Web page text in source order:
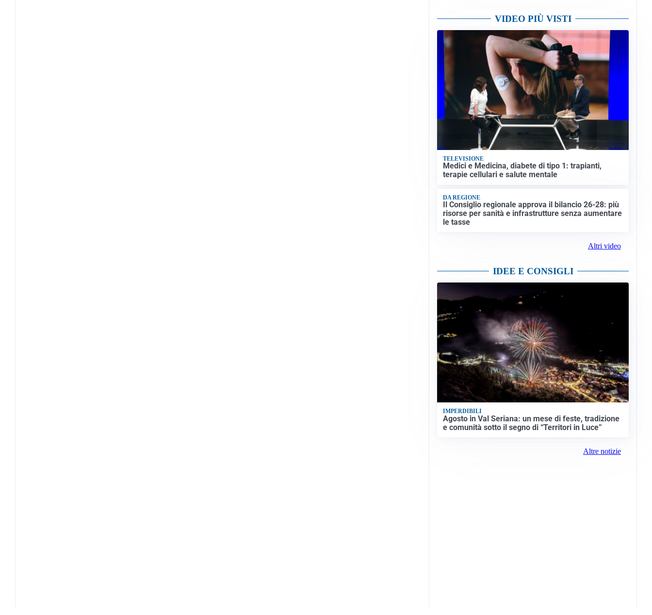
VIDEO PIÙ VISTI
TELEVISIONE
Medici e Medicina, diabete di tipo 1: trapianti,
terapie cellulari e salute mentale
DA REGIONE
Il Consiglio regionale approva il bilancio 26-28: più
risorse per sanità e infrastrutture senza aumentare
le tasse
Altri video
IDEE E CONSIGLI
IMPERDIBILI
Agosto in Val Seriana: un mese di feste, tradizione
e comunità sotto il segno di “Territori in Luce”
Altre notizie